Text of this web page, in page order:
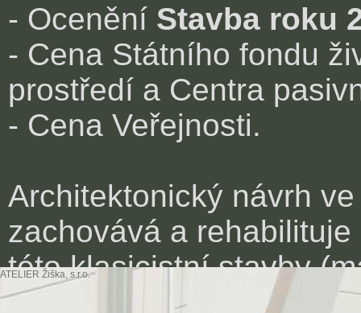
- Ocenění Stavba roku
- Cena Státního fondu
prostředí a Centra
- Cena Veřejnosti.
Architektonický návrh
zachovává a
této klasicistní stavby
rozmanitě klenuté
ATELIER Žiška, s.r.o.